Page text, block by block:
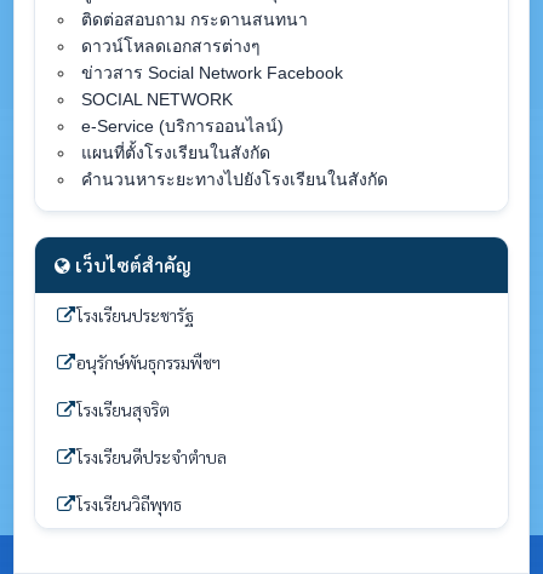
ติดต่อสอบถาม กระดานสนทนา
ดาวน์โหลดเอกสารต่างๆ
ข่าวสาร Social Network Facebook
SOCIAL NETWORK
e-Service (บริการออนไลน์)
แผนที่ตั้งโรงเรียนในสังกัด
คำนวนหาระยะทางไปยังโรงเรียนในสังกัด
เว็บไซต์สำคัญ
โรงเรียนประชารัฐ
อนุรักษ์พันธุกรรมพืชฯ
โรงเรียนสุจริต
โรงเรียนดีประจำตำบล
โรงเรียนวิถีพุทธ